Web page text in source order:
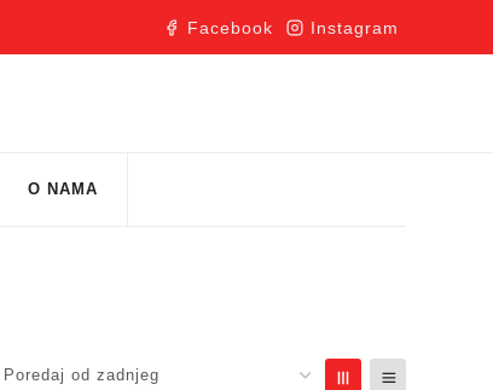
Facebook Instagram
O NAMA